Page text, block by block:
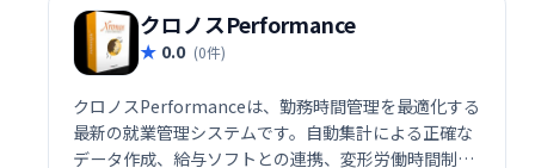
クロノスPerformance
0.0 (0件)
クロノスPerformanceは、勤務時間管理を最適化する
最新の就業管理システムです。自動集計による正確な
データ作成、給与ソフトとの連携、変形労働時間制へ